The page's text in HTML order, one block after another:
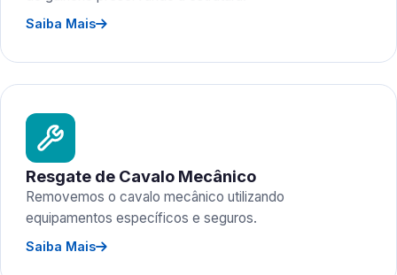
Saiba Mais
Resgate de Cavalo Mecânico
Removemos o cavalo mecânico utilizando
equipamentos específicos e seguros.
Saiba Mais